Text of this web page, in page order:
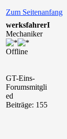
Zum Seitenanfang
werksfahrerI
Mechaniker
Offline
GT-Eins-
Forumsmitgli
ed
Beiträge: 155